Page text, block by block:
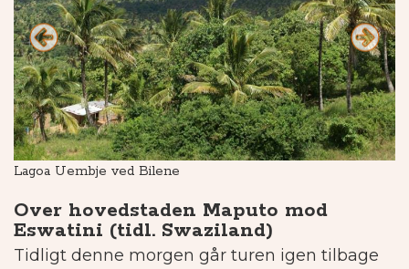
Lagoa Uembje ved Bilene
Over hovedstaden Maputo mod
Eswatini (tidl. Swaziland)
Tidligt denne morgen går turen igen tilbage